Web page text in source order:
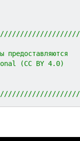
предоставляются
(CC BY 4.0)